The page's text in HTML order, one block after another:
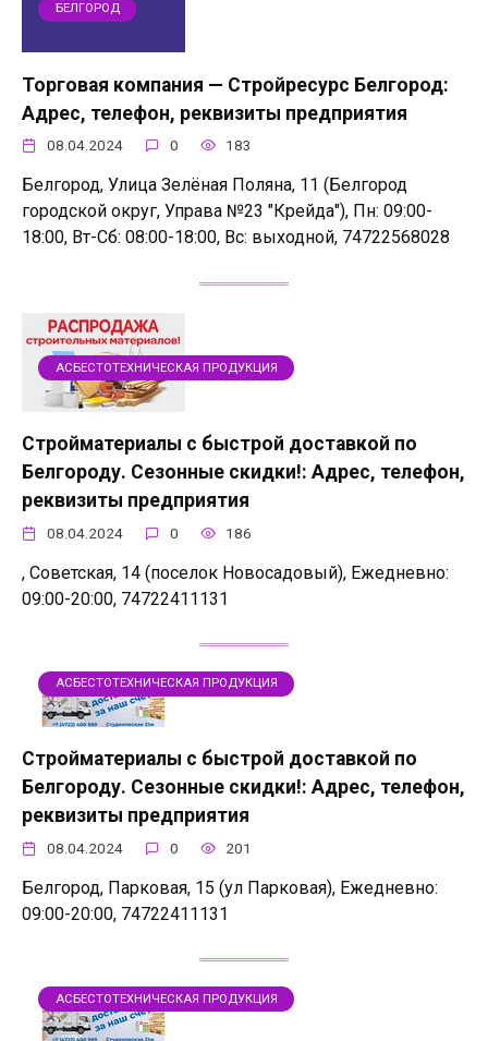
БЕЛГОРОД
Торговая компания — Стройресурс Белгород:
Адрес, телефон, реквизиты предприятия
08.04.2024 0 183
Белгород, Улица Зелёная Поляна, 11 (Белгород
городской округ, Управа №23 "Крейда"), Пн: 09:00-
18:00, Вт-Сб: 08:00-18:00, Вс: выходной, 74722568028
АСБЕСТОТЕХНИЧЕСКАЯ ПРОДУКЦИЯ
Стройматериалы с быстрой доставкой по
Белгороду. Сезонные скидки!: Адрес, телефон,
реквизиты предприятия
08.04.2024 0 186
, Советская, 14 (поселок Новосадовый), Ежедневно:
09:00-20:00, 74722411131
АСБЕСТОТЕХНИЧЕСКАЯ ПРОДУКЦИЯ
Стройматериалы с быстрой доставкой по
Белгороду. Сезонные скидки!: Адрес, телефон,
реквизиты предприятия
08.04.2024 0 201
Белгород, Парковая, 15 (ул Парковая), Ежедневно:
09:00-20:00, 74722411131
АСБЕСТОТЕХНИЧЕСКАЯ ПРОДУКЦИЯ